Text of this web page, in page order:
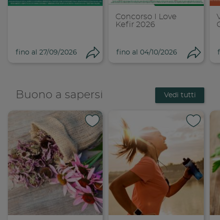
fino al 27/09/2026
Condividi su
Copia link
Concorso I Love
Kefir 2026
fino al 04/10/2026
Buono a sapersi Vedi tutti